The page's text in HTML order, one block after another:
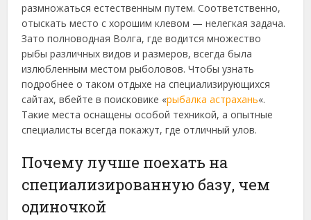
размножаться естественным путем. Соответственно,
отыскать место с хорошим клевом — нелегкая задача.
Зато полноводная Волга, где водится множество
рыбы различных видов и размеров, всегда была
излюбленным местом рыболовов. Чтобы узнать
подробнее о таком отдыхе на специализирующихся
сайтах, вбейте в поисковике «рыбалка астрахань«.
Такие места оснащены особой техникой, а опытные
специалисты всегда покажут, где отличный улов.
Почему лучше поехать на
специализированную базу, чем
одиночкой